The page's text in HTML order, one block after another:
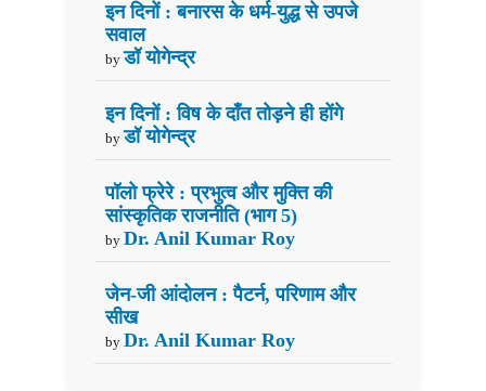
इन दिनों : बनारस के धर्म-युद्ध से उपजे
सवाल
by डॉ योगेन्द्र
इन दिनों : विष के दाँत तोड़ने ही होंगे
by डॉ योगेन्द्र
पॉलो फ्रेरे : प्रभुत्व और मुक्ति की
सांस्कृतिक राजनीति (भाग 5)
by Dr. Anil Kumar Roy
जेन-जी आंदोलन : पैटर्न, परिणाम और
सीख
by Dr. Anil Kumar Roy